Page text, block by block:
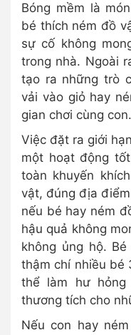
Bóng mềm là
bé thích ném đồ
sự cố không
trong nhà. Ngoài
tạo ra những trò
vải vào giỏ hay
gian chơi cùng con.
Việc đặt ra giới
một hoạt động
toàn khuyến
vật, đúng địa
nếu bé hay ném
hậu quả không
không ủng hộ.
thậm chí nhiều bé
thể làm hư
thương tích cho
Nếu con hay